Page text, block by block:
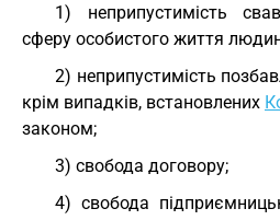
1) неприпустимість
сферу особистого життя
2) неприпустимість
крім випадків, встановлених
законом;
3) свобода договору;
4) свобода